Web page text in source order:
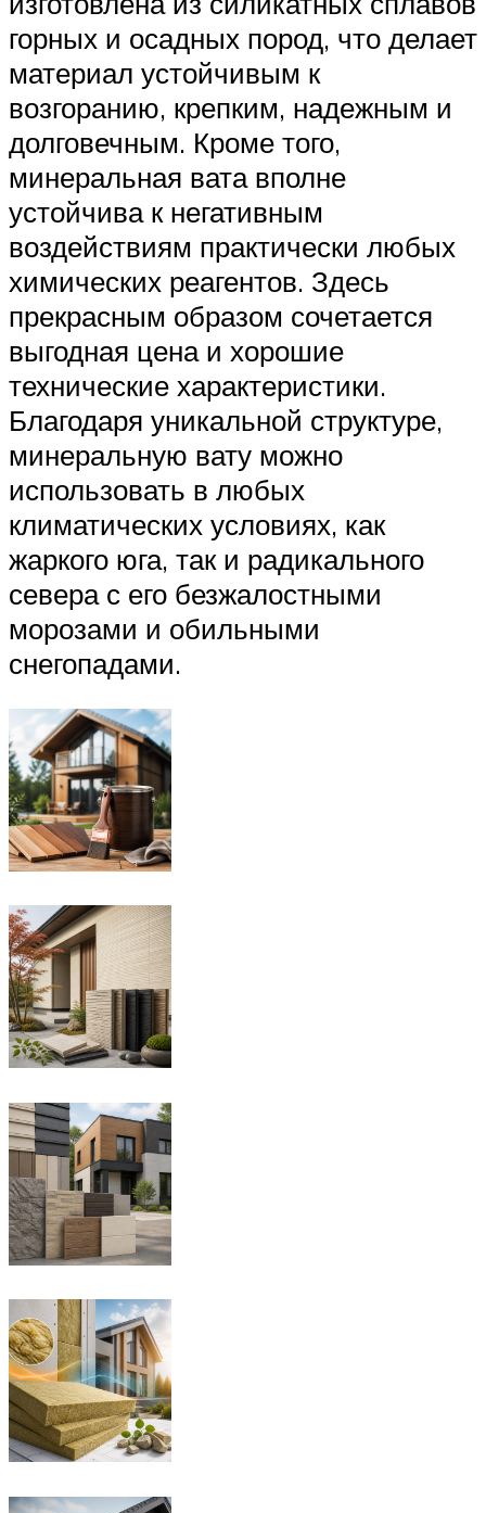
горных и осадных пород, что делает
материал устойчивым к
возгоранию, крепким, надежным и
долговечным. Кроме того,
минеральная вата вполне
устойчива к негативным
воздействиям практически любых
химических реагентов. Здесь
прекрасным образом сочетается
выгодная цена и хорошие
технические характеристики.
Благодаря уникальной структуре,
минеральную вату можно
использовать в любых
климатических условиях, как
жаркого юга, так и радикального
севера с его безжалостными
морозами и обильными
снегопадами.